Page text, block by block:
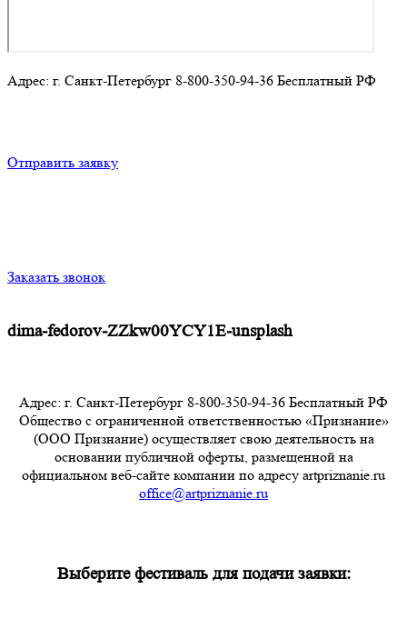
Адрес: г. Санкт-Петербург 8-800-350-94-36 Бесплатный РФ
Отправить заявку
Заказать звонок
dima-fedorov-ZZkw00YCY1E-unsplash
Адрес: г. Санкт-Петербург 8-800-350-94-36 Бесплатный РФ
Общество с ограниченной ответственностью «Признание»
(ООО Признание) осуществляет свою деятельность на
основании публичной оферты, размещенной на
официальном веб-сайте компании по адресу artpriznanie.ru
office@artpriznanie.ru
Выберите фестиваль для подачи заявки: